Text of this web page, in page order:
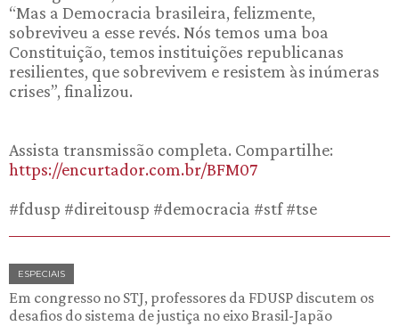
“Mas a Democracia brasileira, felizmente,
sobreviveu a esse revés. Nós temos uma boa
Constituição, temos instituições republicanas
resilientes, que sobrevivem e resistem às inúmeras
crises”, finalizou.
Assista transmissão completa. Compartilhe:
https://encurtador.com.br/BFM07
#fdusp #direitousp #democracia #stf #tse
ESPECIAIS
Em congresso no STJ, professores da FDUSP discutem os
desafios do sistema de justiça no eixo Brasil-Japão